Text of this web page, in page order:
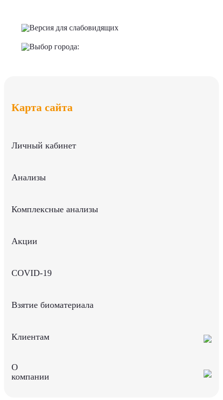
Версия для слабовидящих
Выбор города:
Карта сайта
Личный кабинет
Анализы
Комплексные анализы
Акции
COVID-19
Взятие биоматериала
Клиентам
О
компании